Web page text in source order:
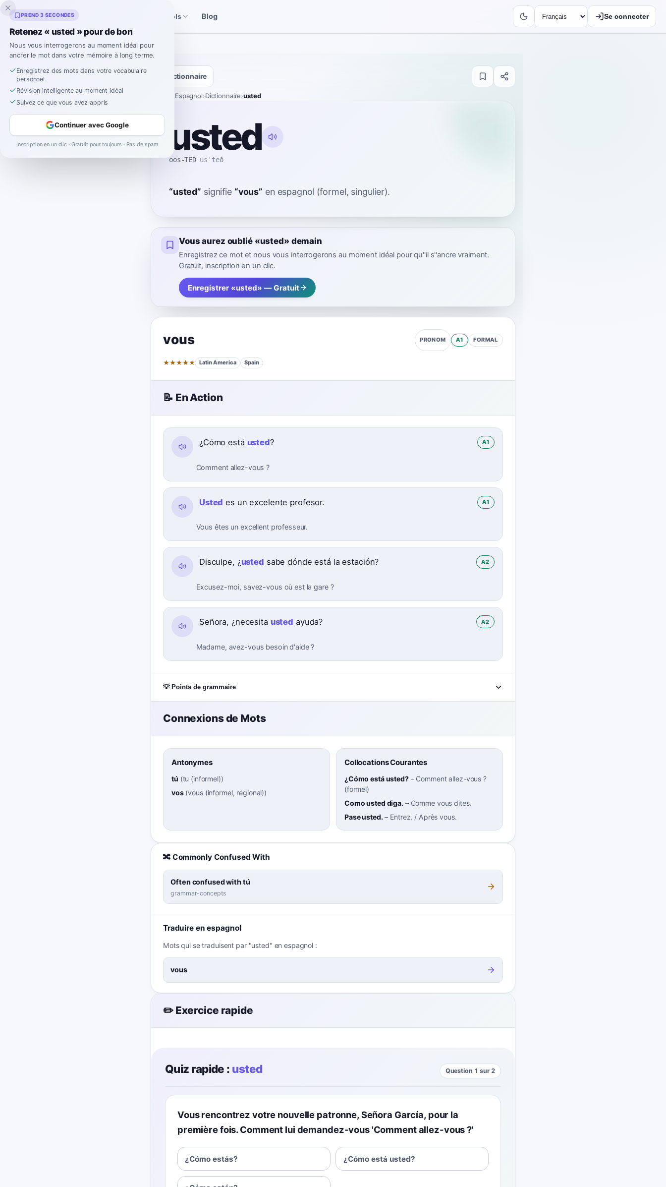
Inklingo Outils espagnols Blog Se connecter
Dictionnaire
Espagnol›Dictionnaire›usted
usted
oos-TED usˈteð
“usted” signifie “vous” en espagnol (formel, singulier).
Vous aurez oublié «usted» demain
Enregistrez ce mot et nous vous interrogerons au moment idéal pour qu''il s''ancre vraiment.
Gratuit, inscription en un clic.
Enregistrer «usted» — Gratuit
vous PRONOM A1 FORMAL
★★★★★ Latin America Spain
📝 En Action
¿Cómo está usted? A1
Comment allez-vous ?
Usted es un excelente profesor. A1
Vous êtes un excellent professeur.
Disculpe, ¿usted sabe dónde está la estación? A2
Excusez-moi, savez-vous où est la gare ?
Señora, ¿necesita usted ayuda? A2
Madame, avez-vous besoin d'aide ?
💡 Points de grammaire
Connexions de Mots
Antonymes
tú (tu (informel))
vos(vous (informel, régional))
Collocations Courantes
¿Cómo está usted?– Comment allez-vous ?
(formel)
Como usted diga.– Comme vous dites.
Pase usted.– Entrez. / Après vous.
🔀 Commonly Confused With
Often confused with tú
grammar-concepts
Traduire en espagnol
Mots qui se traduisent par "usted" en espagnol :
vous
✏️ Exercice rapide
Quiz rapide : usted Question 1 sur 2
Vous rencontrez votre nouvelle patronne, Señora García, pour la
première fois. Comment lui demandez-vous 'Comment allez-vous ?'
¿Cómo estás? ¿Cómo está usted?
PREND 3 SECONDES
Retenez « usted » pour de bon
Nous vous interrogerons au moment idéal pour
ancrer le mot dans votre mémoire à long terme.
Enregistrez des mots dans votre vocabulaire
personnel
Révision intelligente au moment idéal
Suivez ce que vous avez appris
Continuer avec Google
Inscription en un clic · Gratuit pour toujours · Pas de spam